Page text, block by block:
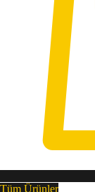
Tüm Ürünler